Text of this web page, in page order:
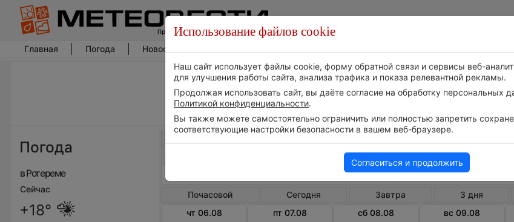
Главная Погода Новости погоды
Погода
в Ротереме
Сейчас
+18°
Погода в Ротереме
Почасовой Сегодня Завтра 3 дня
чт 06.08
пт 07.08 сб 08.08 вс 09.08
Использование файлов cookie
Наш сайт использует файлы cookie, форму обратной связи и сервисы веб-
для улучшения работы сайта, анализа трафика и показа релевантной рекламы.
Продолжая использовать сайт, вы даёте согласие на обработку персональных
Политикой конфиденциальности.
Вы также можете самостоятельно ограничить или полностью запретить
соответствующие настройки безопасности в вашем веб-браузере.
Согласиться и продолжить